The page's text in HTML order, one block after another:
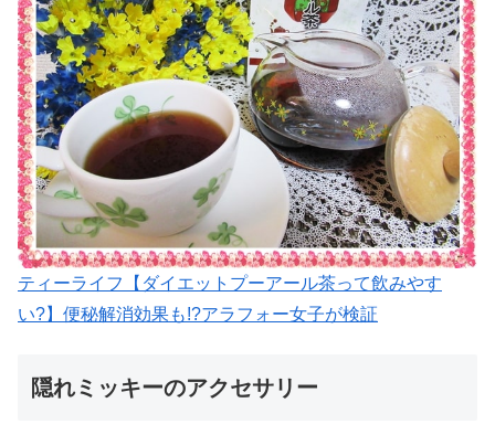
ティーライフ【ダイエットプーアール茶って飲みやす
い?】便秘解消効果も!?アラフォー女子が検証
隠れミッキーのアクセサリー